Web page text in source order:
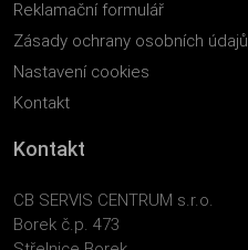
Reklamační formulář
Zásady ochrany osobních údajů
Nastavení cookies
Kontakt
Kontakt
CB SERVIS CENTRUM s.r.o.
Borek č.p. 473